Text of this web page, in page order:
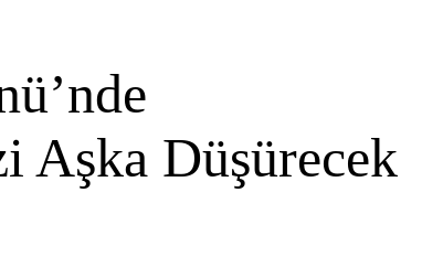
Aşka Düşürecek